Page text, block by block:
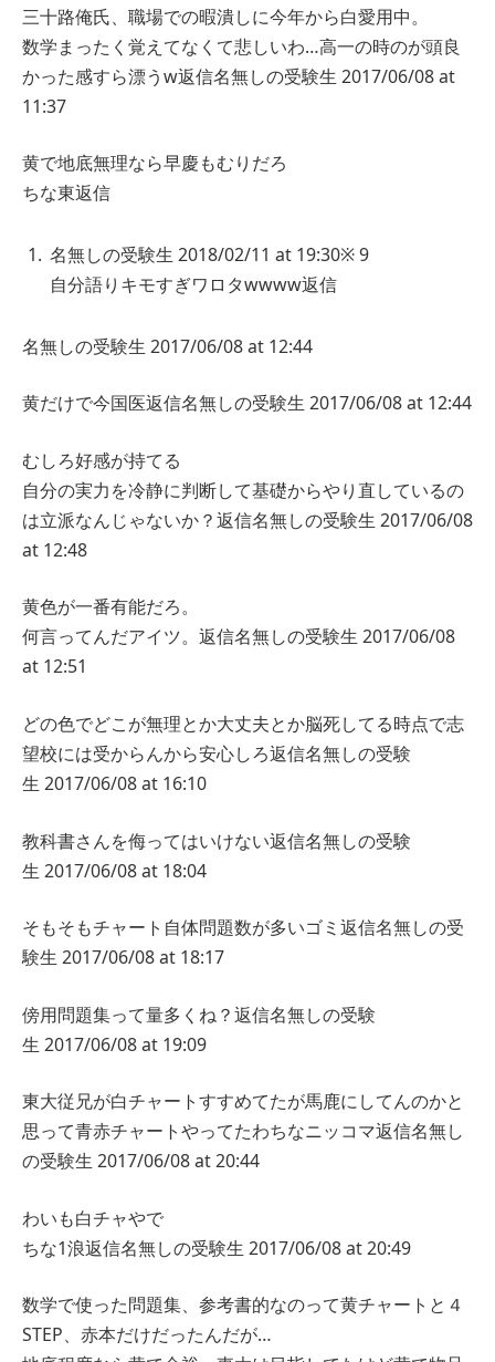
三十路俺氏、職場での暇潰しに今年から白愛用中。
数学まったく覚えてなくて悲しいわ…高一の時のが頭良
かった感すら漂うw返信名無しの受験生 2017/06/08 at
11:37
黄で地底無理なら早慶もむりだろ
ちな東返信
名無しの受験生 2018/02/11 at 19:30※ 9
自分語りキモすぎワロタwwww返信
名無しの受験生 2017/06/08 at 12:44
黄だけで今国医返信名無しの受験生 2017/06/08 at 12:44
むしろ好感が持てる
自分の実力を冷静に判断して基礎からやり直しているの
は立派なんじゃないか？返信名無しの受験生 2017/06/08
at 12:48
黄色が一番有能だろ。
何言ってんだアイツ。 返信名無しの受験生2017/06/08
at 12:51
どの色でどこが無理とか大丈夫とか脳死してる時点で志
望校には受からんから安心しろ返信名無しの受験
生 2017/06/08 at 16:10
教科書さんを侮ってはいけない返信名無しの受験
生 2017/06/08 at 18:04
そもそもチャート自体問題数が多いゴミ 返信名無しの受
験生 2017/06/08 at 18:17
傍用問題集って量多くね？返信名無しの受験
生 2017/06/08 at 19:09
東大従兄が白チャートすすめてたが馬鹿にしてんのかと
思って青赤チャートやってたわちなニッコマ返信名無し
の受験生 2017/06/08 at 20:44
わいも白チャやで
ちな1浪返信名無しの受験生 2017/06/08 at 20:49
数学で使った問題集、参考書的なのって黄チャートと４
STEP、赤本だけだったんだが…